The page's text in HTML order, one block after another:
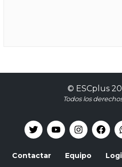
© ESCplus
Todos los
Contactar Equipo